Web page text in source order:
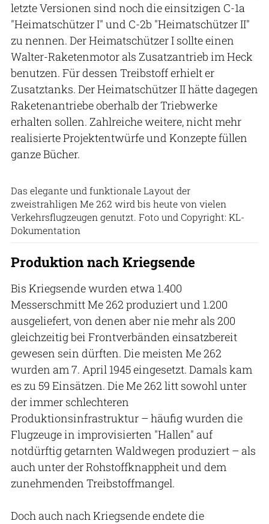
letzte Versionen sind noch die einsitzigen C-1a
"Heimatschützer I" und C-2b "Heimatschützer II"
zu nennen. Der Heimatschützer I sollte einen
Walter-Raketenmotor als Zusatzantrieb im Heck
benutzen. Für dessen Treibstoff erhielt er
Zusatztanks. Der Heimatschützer II hätte dagegen
Raketenantriebe oberhalb der Triebwerke
erhalten sollen. Zahlreiche weitere, nicht mehr
realisierte Projektentwürfe und Konzepte füllen
ganze Bücher.
Das elegante und funktionale Layout der
zweistrahligen Me 262 wird bis heute von vielen
Verkehrsflugzeugen genutzt. Foto und Copyright: KL-
Dokumentation
Produktion nach Kriegsende
Bis Kriegsende wurden etwa 1.400
Messerschmitt Me 262 produziert und 1.200
ausgeliefert, von denen aber nie mehr als 200
gleichzeitig bei Frontverbänden einsatzbereit
gewesen sein dürften. Die meisten Me 262
wurden am 7. April 1945 eingesetzt. Damals kam
es zu 59 Einsätzen. Die Me 262 litt sowohl unter
der immer schlechteren
Produktionsinfrastruktur – häufig wurden die
Flugzeuge in improvisierten "Hallen" auf
notdürftig getarnten Waldwegen produziert – als
auch unter der Rohstoffknappheit und dem
zunehmenden Treibstoffmangel.
Doch auch nach Kriegsende endete die